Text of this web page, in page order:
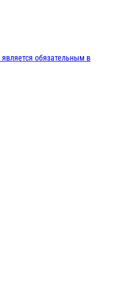
обязательным в